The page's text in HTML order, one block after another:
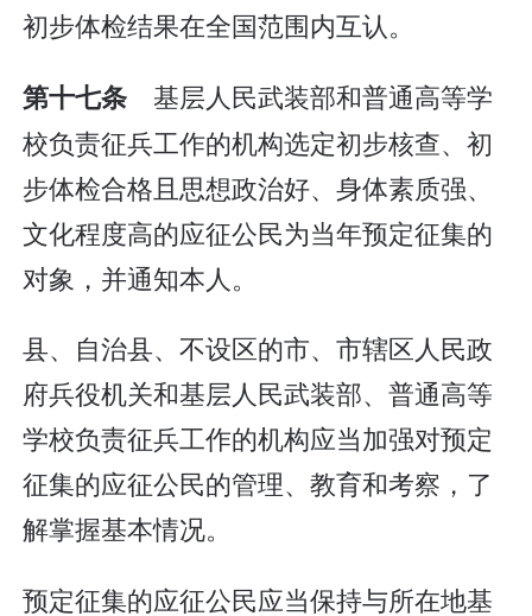
初步体检结果在全国范围内互认。
第十七条 基层人民武装部和普通高等学
校负责征兵工作的机构选定初步核查、初
步体检合格且思想政治好、身体素质强、
文化程度高的应征公民为当年预定征集的
对象，并通知本人。
县、自治县、不设区的市、市辖区人民政
府兵役机关和基层人民武装部、普通高等
学校负责征兵工作的机构应当加强对预定
征集的应征公民的管理、教育和考察，了
解掌握基本情况。
预定征集的应征公民应当保持与所在地基